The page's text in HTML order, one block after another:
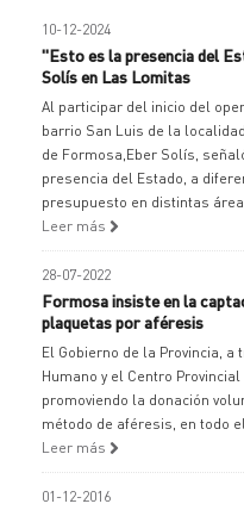
10-12-2024
"Esto es la presencia del
Solís en Las Lomitas
Al participar del inicio del
barrio San Luis de la
de Formosa,Eber Solís,
presencia del Estado, a
presupuesto en distintas
Leer más
28-07-2022
Formosa insiste en la
plaquetas por aféresis
El Gobierno de la Provincia,
Humano y el Centro
promoviendo la donación
método de aféresis, en todo
Leer más
01-12-2016